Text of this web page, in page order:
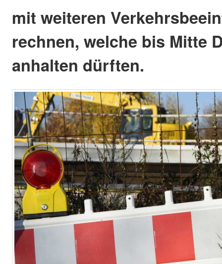
mit weiteren
rechnen, welche bis Mitte
anhalten dürften.